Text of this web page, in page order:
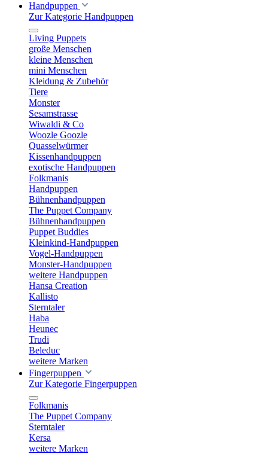
Handpuppen
Zur Kategorie Handpuppen
Living Puppets
große Menschen
kleine Menschen
mini Menschen
Kleidung & Zubehör
Tiere
Monster
Sesamstrasse
Wiwaldi & Co
Woozle Goozle
Quasselwürmer
Kissenhandpuppen
exotische Handpuppen
Folkmanis
Handpuppen
Bühnenhandpuppen
The Puppet Company
Bühnenhandpuppen
Puppet Buddies
Kleinkind-Handpuppen
Vogel-Handpuppen
Monster-Handpuppen
weitere Handpuppen
Hansa Creation
Kallisto
Sterntaler
Haba
Heunec
Trudi
Beleduc
weitere Marken
Fingerpuppen
Zur Kategorie Fingerpuppen
Folkmanis
The Puppet Company
Sterntaler
Kersa
weitere Marken